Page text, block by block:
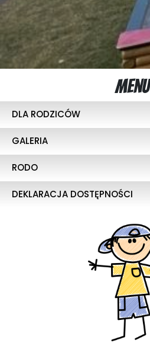
Menu
DLA RODZICÓW
GALERIA
RODO
DEKLARACJA DOSTĘPNOŚCI